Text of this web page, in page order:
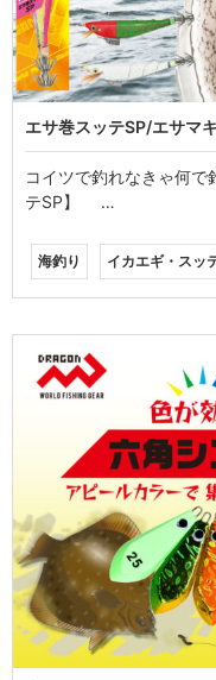
エサ巻スッテSP/エサマ
コイツで釣れなきゃ何
テSP】 …
海釣り イカエギ・スッ